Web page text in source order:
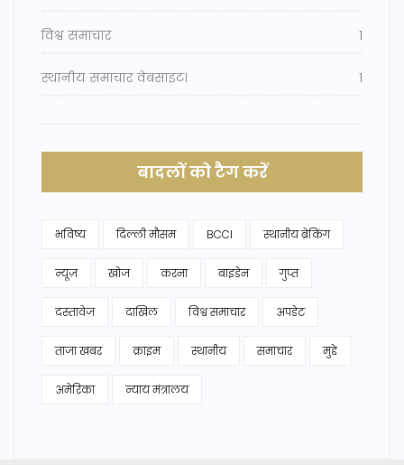
विश्व समाचार 1
स्थानीय समाचार वेबसाइट। 1
बादलों को टैग करें
भविष्य दिल्ली मौसम BCCI स्थानीय ब्रेकिंग
न्यूज़ खोज करना बाइडेन गुप्त
दस्तावेज दाखिल विश्व समाचार अपडेट
ताजा खबर क्राइम स्थानीय समाचार मुद्दे
अमेरिका न्याय मंत्रालय